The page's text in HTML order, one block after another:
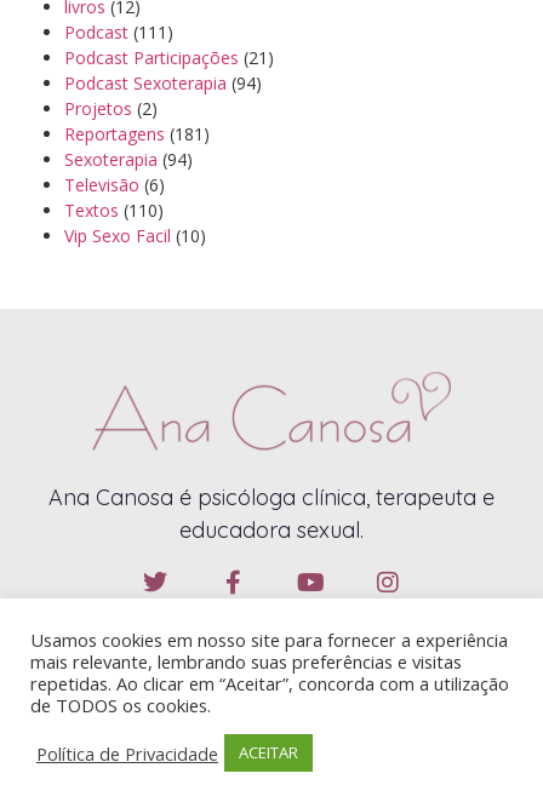
livros (12)
Podcast (111)
Podcast Participações (21)
Podcast Sexoterapia (94)
Projetos (2)
Reportagens (181)
Sexoterapia (94)
Televisão (6)
Textos (110)
Vip Sexo Facil (10)
Ana Canosa é psicóloga clínica, terapeuta e
educadora sexual.
ANA CANOSA – 2019 – TODOS OS DIREITOS RESERVADOS
CONTATO@ANACANOSA.COM.BR
Usamos cookies em nosso site para fornecer a experiência
mais relevante, lembrando suas preferências e visitas
repetidas. Ao clicar em “Aceitar”, concorda com a utilização
de TODOS os cookies.
Política de Privacidade
ACEITAR